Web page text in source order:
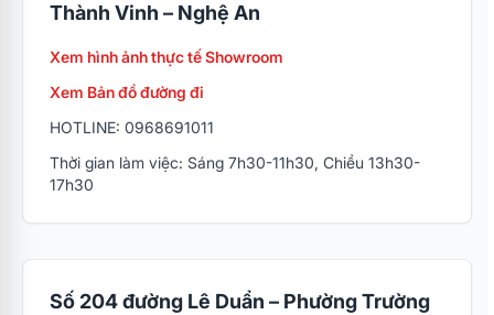
Thành Vinh – Nghệ An
Xem hình ảnh thực tế Showroom
Xem Bản đồ đường đi
HOTLINE: 0968691011
Thời gian làm việc: Sáng 7h30-11h30, Chiều 13h30-
17h30
Số 204 đường Lê Duẩn – Phường Trường